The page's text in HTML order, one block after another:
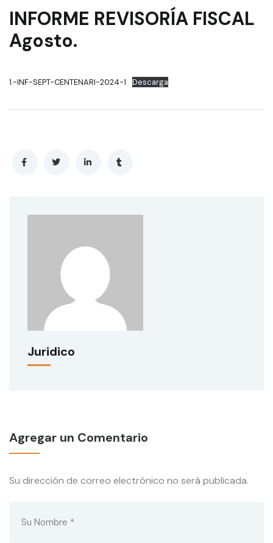
INFORME REVISORÍA FISCAL
Agosto.
1.-INF-SEPT-CENTENARI-2024-1 Descarga
Juridico
Agregar un Comentario
Su dirección de correo electrónico no será publicada.